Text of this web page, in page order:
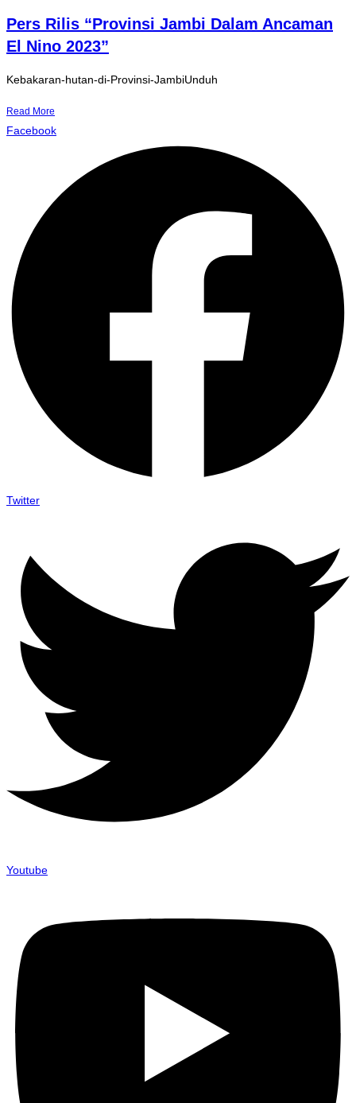
Pers Rilis “Provinsi Jambi Dalam Ancaman
El Nino 2023”
Kebakaran-hutan-di-Provinsi-JambiUnduh
Read More
Facebook
Twitter
Youtube